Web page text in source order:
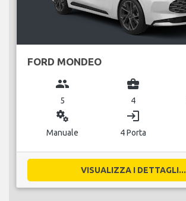
FORD MONDEO
group
5
business_center
4
miscellaneous_services
Manuale
login
4 Porta
VISUALIZZA I DETTAGLI...